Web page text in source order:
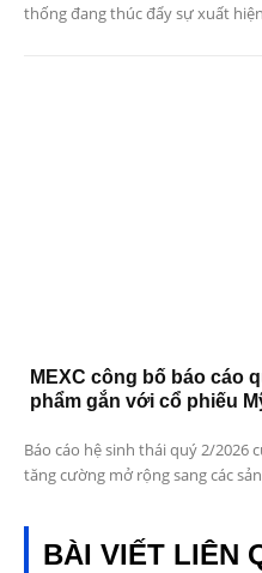
thống đang thúc đẩy sự xuất
MEXC công bố báo cáo
phẩm gắn với cổ phiếu
Báo cáo hệ sinh thái quý 2/2026
tăng cường mở rộng sang các
BÀI VIẾT LIÊN